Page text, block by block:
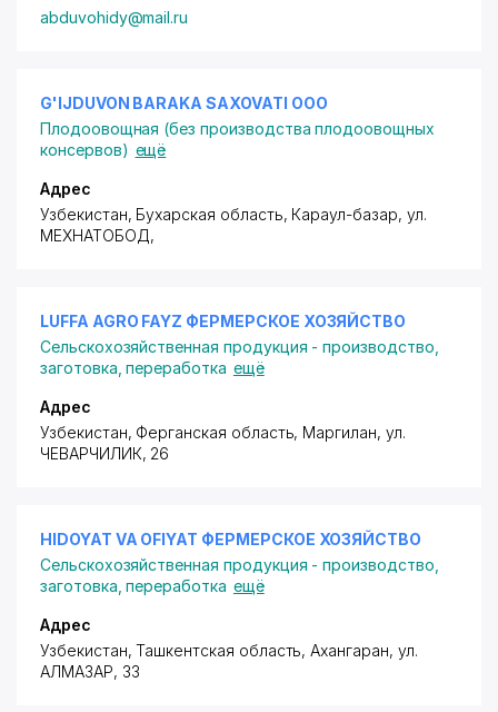
abduvohidy@mail.ru
G'IJDUVON BARAKA SAXOVATI ООО
Плодоовощная (без производства плодоовощных
консервов) ещё
Адрес
Узбекистан, Бухарская область, Караул-базар, ул.
МЕХНАТОБОД,
LUFFA AGRO FAYZ ФЕРМЕРСКОЕ ХОЗЯЙСТВО
Сельскохозяйственная продукция - производство,
заготовка, переработка ещё
Адрес
Узбекистан, Ферганская область, Маргилан, ул.
ЧЕВАРЧИЛИК, 26
HIDOYAT VA OFIYAT ФЕРМЕРСКОЕ ХОЗЯЙСТВО
Сельскохозяйственная продукция - производство,
заготовка, переработка ещё
Адрес
Узбекистан, Ташкентская область, Ахангаран, ул.
АЛМАЗАР, 33